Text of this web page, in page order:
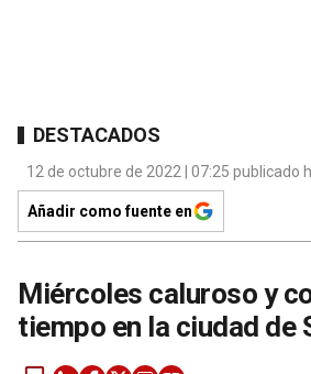
DESTACADOS
12 de octubre de 2022 | 07:25 publicado
Añadir como fuente en
Miércoles caluroso y
tiempo en la ciudad de